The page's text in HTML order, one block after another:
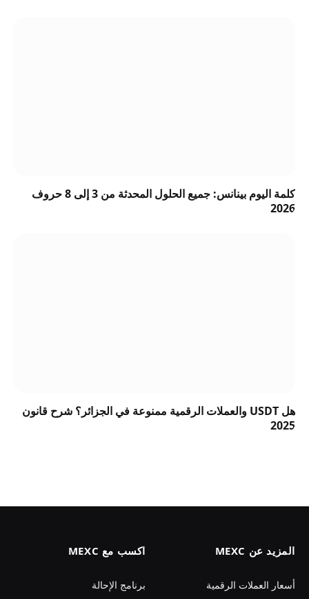
كلمة اليوم بينانس: جميع الحلول المحدثة من 3 إلى 8 حروف
2026
هل USDT والعملات الرقمية ممنوعة في الجزائر؟ شرح قانون
2025
المزيد عن MEXC
أسعار العملات الرقمية
اكسب مع MEXC
برنامج الإحالة